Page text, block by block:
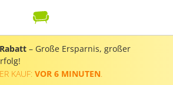
– Große Ersparnis, großer
KAUF: VOR 6 MINUTEN